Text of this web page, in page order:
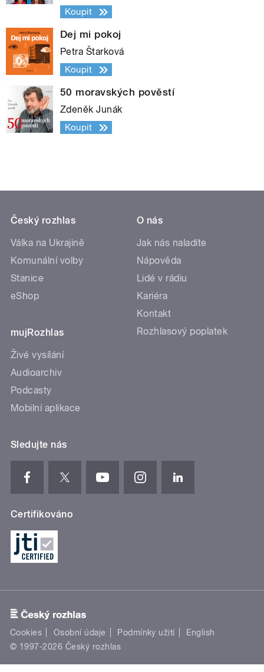
Koupit
Dej mi pokoj
Petra Štarková
Koupit
50 moravských pověstí
Zdeněk Junák
Koupit
Český rozhlas
Válka na Ukrajině
Komunální volby
Stanice
eShop
mujRozhlas
Živé vysílání
Audioarchiv
Podcasty
Mobilní aplikace
O nás
Jak nás naladíte
Nápověda
Lidé v rádiu
Kariéra
Kontakt
Rozhlasový poplatek
Sledujte nás
Certifikováno
Cookies Osobní údaje Podmínky užití
English
© 1997-2026 Český rozhlas